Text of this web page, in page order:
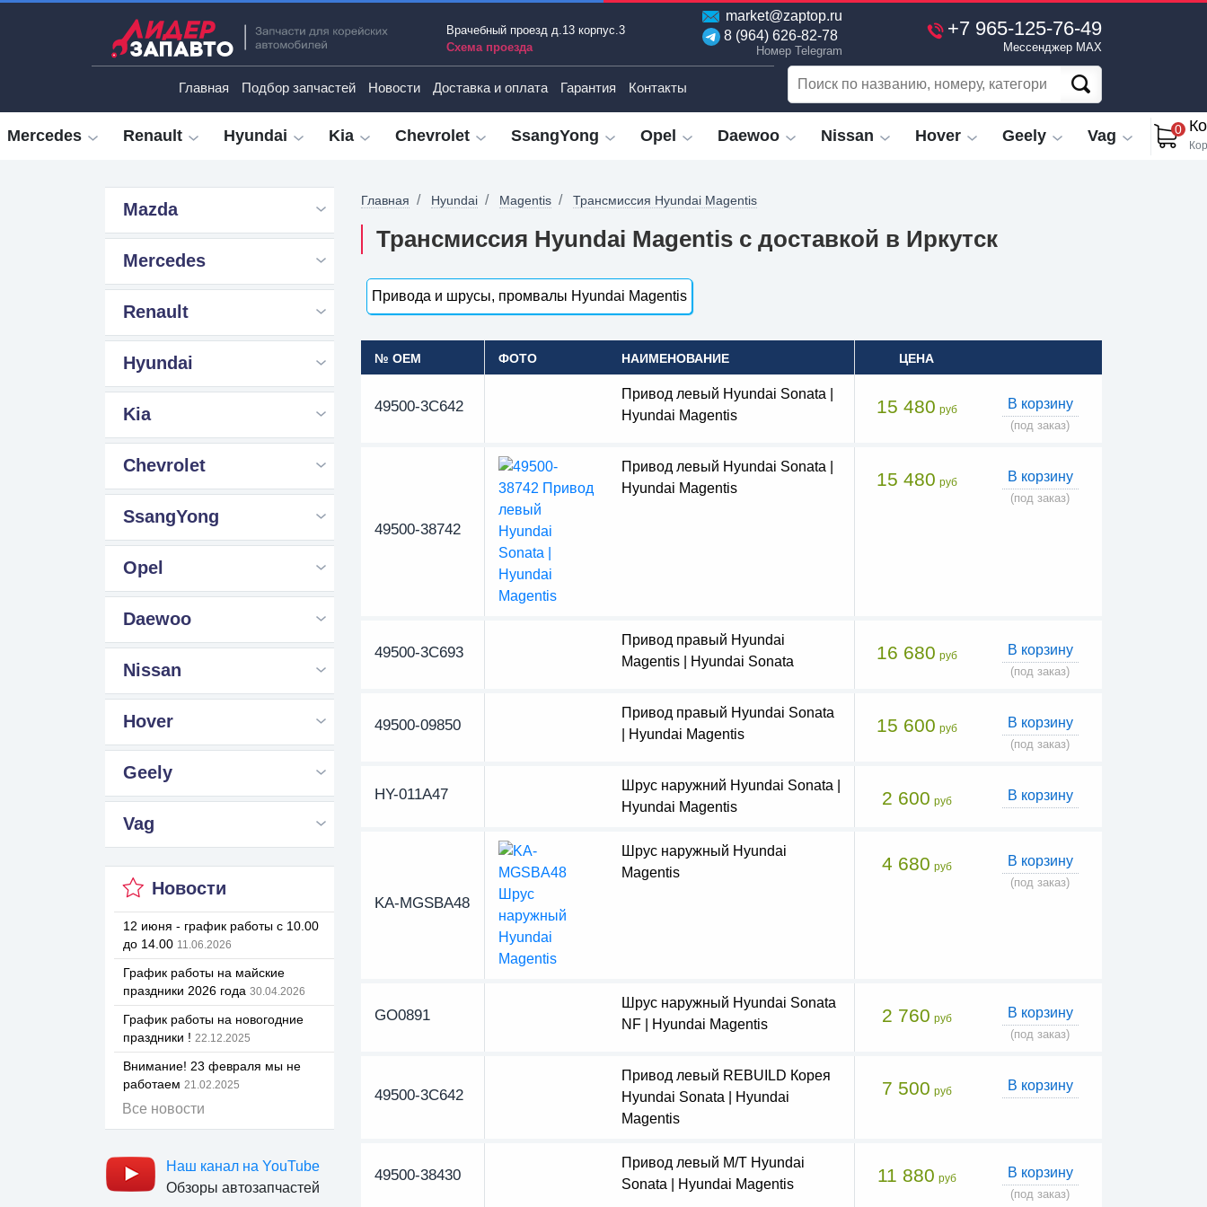
Врачебный проезд д.13 корпус.3
Схема проезда
market@zaptop.ru
8 (964) 626-82-78
Номер Telegram
+7 965-125-76-49
Мессенджер MAX
Главная Подбор запчастей Новости Доставка и оплата Гарантия Контакты
Mercedes Renault Hyundai Kia Chevrolet SsangYong Opel Daewoo Nissan Hover Geely Vag 0
Mazda
Mercedes
Renault
Hyundai
Kia
Chevrolet
SsangYong
Opel
Daewoo
Nissan
Hover
Geely
Vag
Новости
12 июня - график работы с 10.00
до 14.00 11.06.2026
График работы на майские
праздники 2026 года 30.04.2026
График работы на новогодние
праздники ! 22.12.2025
Внимание! 23 февраля мы не
работаем 21.02.2025
Все новости
Наш канал на YouTube
Обзоры автозапчастей
Главная Hyundai Magentis Трансмиссия Hyundai Magentis
Трансмиссия Hyundai Magentis с доставкой в Иркутск
Привода и шрусы, промвалы Hyundai Magentis
№ OEM ФОТО НАИМЕНОВАНИЕ ЦЕНА
49500-3C642
Привод левый Hyundai Sonata |
Hyundai Magentis
15 480 руб В корзину
(под заказ)
49500-38742
Привод левый Hyundai Sonata |
Hyundai Magentis
15 480 руб В корзину
(под заказ)
49500-3C693
Привод правый Hyundai
Magentis | Hyundai Sonata
16 680 руб В корзину
(под заказ)
49500-09850
Привод правый Hyundai Sonata
| Hyundai Magentis
15 600 руб В корзину
(под заказ)
HY-011A47
Шрус наружний Hyundai Sonata |
Hyundai Magentis
2 600 руб В корзину
KA-MGSBA48
Шрус наружный Hyundai
Magentis
4 680 руб В корзину
(под заказ)
GO0891
Шрус наружный Hyundai Sonata
NF | Hyundai Magentis
2 760 руб В корзину
(под заказ)
49500-3C642
Привод левый REBUILD Корея
Hyundai Sonata | Hyundai
Magentis
7 500 руб В корзину
49500-38430
Привод левый М/Т Hyundai
Sonata | Hyundai Magentis
11 880 руб В корзину
(под заказ)